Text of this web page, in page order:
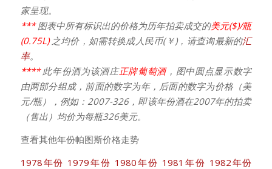
家呈现。
***图表中所有标识出的价格为历年拍卖成交的美元($)/瓶
(0.75L)之均价，如需转换成人民币(￥)，请查询最新的汇
率。
****此年份酒为该酒庄正牌葡萄酒，图中圆点显示数字
由两部分组成，前面的数字为年，后面的数字为价格（美
元/瓶），例如：2007-326，即该年份酒在2007年的拍卖
（售出）均价为每瓶326美元。
查看其他年份帕图斯价格走势
1978年份 1979年份 1980年份 1981年份 1982年份